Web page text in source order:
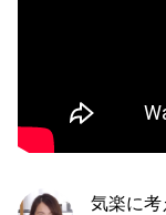
気楽に考